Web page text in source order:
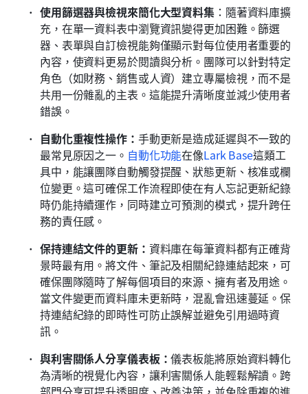
使用篩選器與檢視來簡化大型資料集：隨著資料庫擴
充，在單一資料表中瀏覽資訊變得更加困難。篩選
器、表單與自訂檢視能夠僅顯示對每位使用者重要的
內容，使資料更易於閱讀與分析。團隊可以針對特定
角色（如財務、銷售或人資）建立專屬檢視，而不是
共用一份雜亂的主表。這能提升清晰度並減少使用者
錯誤。
自動化重複性操作： 手動更新是造成延遲與不一致的
最常見原因之一。 自動化功能在像Lark Base這類工
具中，能讓團隊自動觸發提醒、狀態更新、核准或欄
位變更。這可確保工作流程即使在有人忘記更新紀錄
時仍能持續運作，同時建立可預測的模式，提升跨任
務的責任感。
保持連結文件的更新： 資料庫在每筆資料都有正確背
景時最有用。將文件、筆記及相關紀錄連結起來，可
確保團隊隨時了解每個項目的來源、擁有者及用途。
當文件變更而資料庫未更新時，混亂會迅速蔓延。保
持連結紀錄的即時性可防止誤解並避免引用過時資
訊。
與利害關係人分享儀表板：儀表板能將原始資料轉化
為清晰的視覺化內容，讓利害關係人能輕鬆解讀。跨